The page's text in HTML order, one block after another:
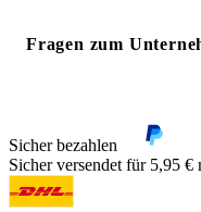
Fragen zum
Sicher bezahlen
Sicher versendet für 5,95 €